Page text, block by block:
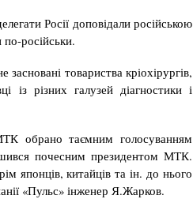
Росії доповідали російською
російськи.
товариства кріохірургів,
із різних галузей діагностики і
обрано таємним голосуванням
почесним президентом МТК.
японців, китайців та ін. до нього
«Пульс» інженер Я.Жарков.